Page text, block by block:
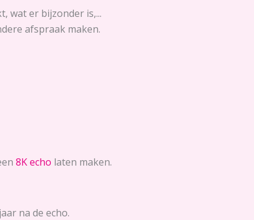
wat er bijzonder is,...
afspraak maken.
8K echo laten maken.
na de echo.